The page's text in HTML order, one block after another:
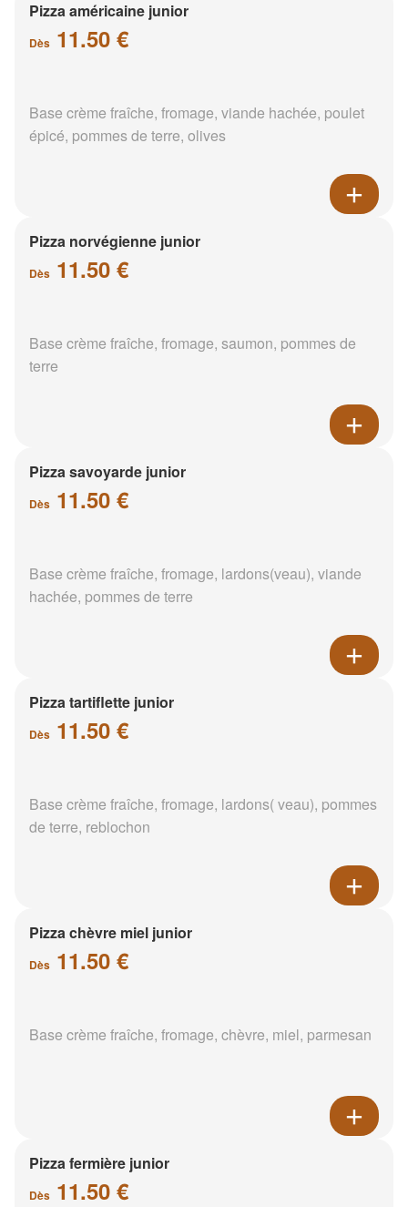
Pizza américaine junior
Dès 11.50 €
Base crème fraîche, fromage, viande hachée, poulet
épicé, pommes de terre, olives
Pizza norvégienne junior
Dès 11.50 €
Base crème fraîche, fromage, saumon, pommes de
terre
Pizza savoyarde junior
Dès 11.50 €
Base crème fraîche, fromage, lardons(veau), viande
hachée, pommes de terre
Pizza tartiflette junior
Dès 11.50 €
Base crème fraîche, fromage, lardons( veau), pommes
de terre, reblochon
Pizza chèvre miel junior
Dès 11.50 €
Base crème fraîche, fromage, chèvre, miel, parmesan
Pizza fermière junior
Dès 11.50 €